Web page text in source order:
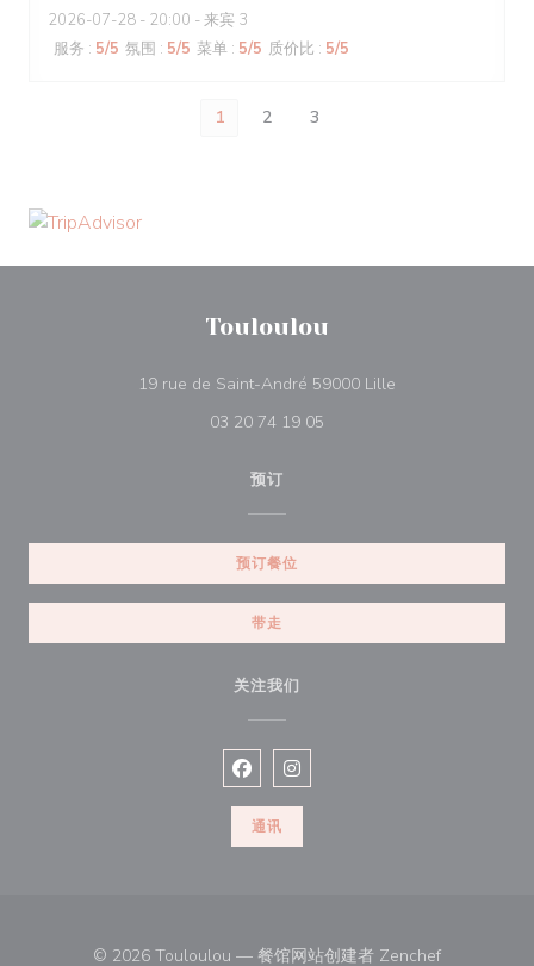
2026-07-28 - 20:00 - 来宾 3
服务 : 5/5 氛围 : 5/5 菜单 : 5/5 质价比 : 5/5
1 2 3
Touloulou
19 rue de Saint-André 59000 Lille
03 20 74 19 05
预订
预订餐位
带走
关注我们
Facebook ((在新窗口中打开))
Instagram ((在新窗口中打开))
通讯
© 2026 Touloulou — 餐馆网站创建者 Zenchef((在新窗口